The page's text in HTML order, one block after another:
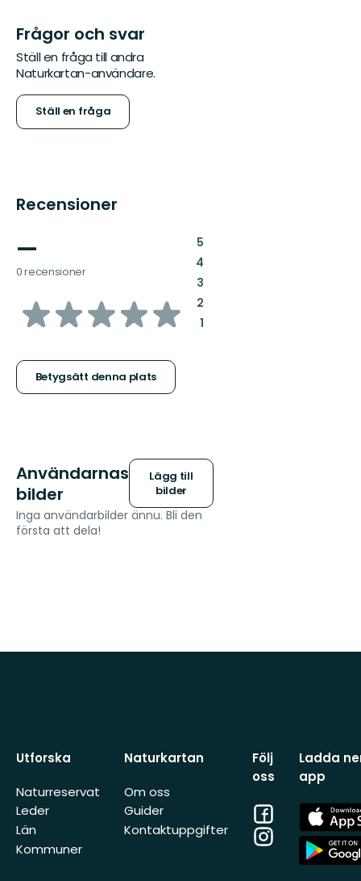
Frågor och svar
Ställ en fråga till andra
Naturkartan-användare.
Ställ en fråga
Recensioner
—
0 recensioner
av
stjärnor
Betygsätt denna plats
5:
4:
3:
2:
1:
Användarnas
bilder
Lägg till
bilder
Inga användarbilder ännu. Bli den
första att dela!
Utforska
Naturreservat
Leder
Län
Kommuner
Naturkartan
Om oss
Guider
Kontaktuppgifter
Följ
oss
Facebook
Instagram
Ladda
app
App
Store
App
Store